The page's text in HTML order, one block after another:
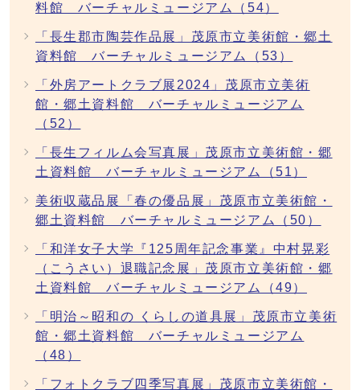
料館 バーチャルミュージアム（54）
「長生郡市陶芸作品展」茂原市立美術館・郷土
資料館 バーチャルミュージアム（53）
「外房アートクラブ展2024」茂原市立美術
館・郷土資料館 バーチャルミュージアム
（52）
「長生フィルム会写真展」茂原市立美術館・郷
土資料館 バーチャルミュージアム（51）
美術収蔵品展「春の優品展」茂原市立美術館・
郷土資料館 バーチャルミュージアム（50）
「和洋女子大学『125周年記念事業』中村晃彩
（こうさい）退職記念展」茂原市立美術館・郷
土資料館 バーチャルミュージアム（49）
「明治～昭和の くらしの道具展」茂原市立美術
館・郷土資料館 バーチャルミュージアム
（48）
「フォトクラブ四季写真展」茂原市立美術館・